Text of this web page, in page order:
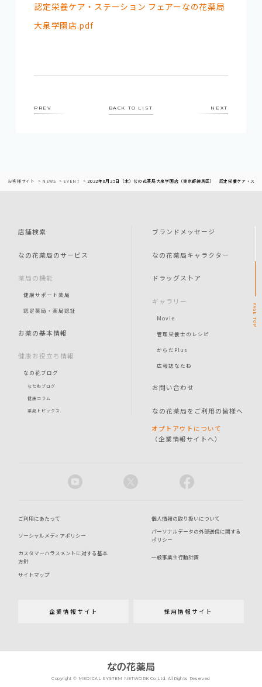
認定栄養ケア・ステーション フェアーなの花薬局
大泉学園店.pdf
PREV BACK TO LIST NEXT
お客様サイト NEWS EVENT 2022年8月25日（木）なの花薬局大泉学園店（東京都練馬区） 認定栄養ケア・ステ
店舗検索
なの花薬局のサービス
薬局の機能
健康サポート薬局
認定薬局・薬局認証
お薬の基本情報
健康お役立ち情報
なの花ブログ
なたねブログ
健康コラム
薬局トピックス
ブランドメッセージ
なの花薬局キャラクター
ドラッグストア
ギャラリー
Movie
管理栄養士のレシピ
からだPlus
広報誌なたね
お問い合わせ
なの花薬局をご利用の皆様へ
オプトアウトについて
（企業情報サイトへ）
企業情報サイト 採用情報サイト
ご利用にあたって 個人情報の取り扱いについて
ソーシャルメディアポリシー
パーソナルデータの外部送信に関する
ポリシー
カスタマーハラスメントに対する基本
方針
一般事業主行動計画
サイトマップ
PAGE
TOP
Copyright © MEDICAL SYSTEM NETWORK Co.,Ltd. All Rights Reserved